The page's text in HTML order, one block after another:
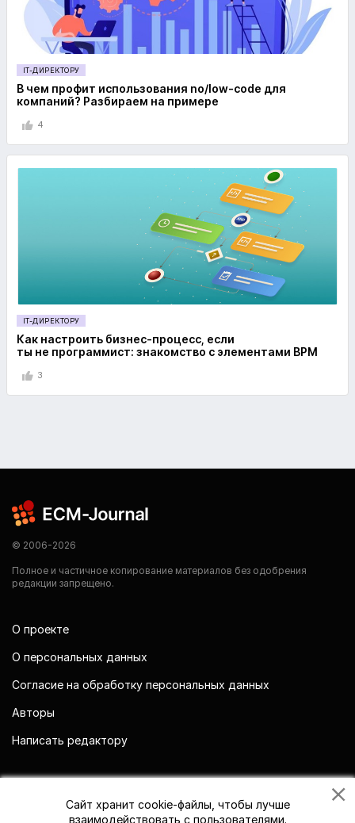
IT-ДИРЕКТОРУ
В чем профит использования no/low-code для
компаний? Разбираем на примере
4
IT-ДИРЕКТОРУ
Как настроить бизнес-процесс, если
ты не программист: знакомство с элементами BPM
3
© 2006-2026
Полное и частичное копирование материалов без одобрения
редакции запрещено.
О проекте
О персональных данных
Согласие на обработку персональных данных
Авторы
Написать редактору
Сайт хранит cookie-файлы, чтобы лучше
взаимодействовать с пользователями.